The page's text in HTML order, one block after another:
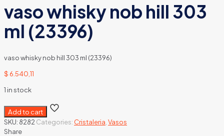
vaso whisky nob hill 303
ml (23396)
vaso whisky nob hill 303 ml (23396)
$ 6.540,11
1 in stock
Add to cart
SKU: 8282 Categories: Cristaleria Vasos
Share